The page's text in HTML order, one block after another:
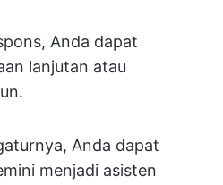
Anda dapat
lanjutan atau
Anda dapat
menjadi asisten